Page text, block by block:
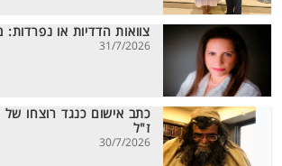
צוואות הדדיות או
31/7/2026
כתב אישום כנגד רוצחו
ז"ל
30/7/2026